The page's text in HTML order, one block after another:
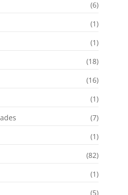
(6)
(1)
(1)
(18)
(16)
(1)
(7)
(1)
(82)
(1)
(5)